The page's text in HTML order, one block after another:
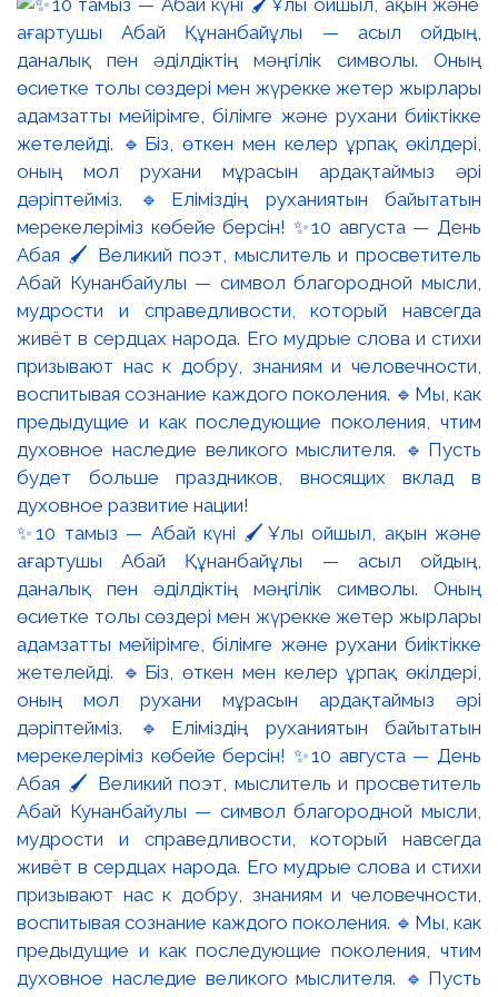
✨10 тамыз — Абай күні 🖌️Ұлы ойшыл, ақын және
ағартушы Абай Құнанбайұлы — асыл ойдың,
даналық пен әділдіктің мәңгілік символы. Оның
өсиетке толы сөздері мен жүрекке жетер жырлары
адамзатты мейірімге, білімге және рухани биіктікке
жетелейді. 🔹Біз, өткен мен келер ұрпақ өкілдері,
оның мол рухани мұрасын ардақтаймыз әрі
дәріптейміз. 🔹Еліміздің руханиятын байытатын
мерекелеріміз көбейе берсін! ✨10 августа — День
Абая 🖌️ Великий поэт, мыслитель и просветитель
Абай Кунанбайулы — символ благородной мысли,
мудрости и справедливости, который навсегда
живёт в сердцах народа. Его мудрые слова и стихи
призывают нас к добру, знаниям и человечности,
воспитывая сознание каждого поколения. 🔹Мы, как
предыдущие и как последующие поколения, чтим
духовное наследие великого мыслителя. 🔹Пусть